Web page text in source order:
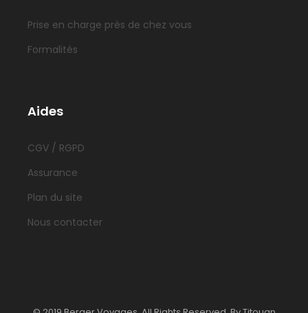
Prise en charge près de chez vous
Formalités
Aides
CGV / RGPD
Assurance
Plan du site
Nous contacter